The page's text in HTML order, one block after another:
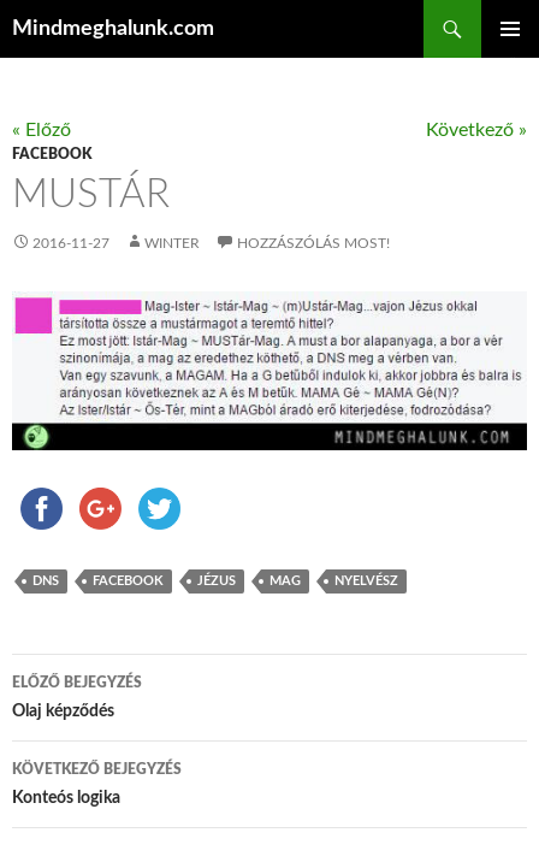
Mindmeghalunk.com
« Előző Következő »
FACEBOOK
MUSTÁR
2016-11-27 WINTER HOZZÁSZÓLÁS MOST!
DNS FACEBOOK JÉZUS MAG NYELVÉSZ
Bejegyzés navigáció
ELŐZŐ BEJEGYZÉS
Olaj képződés
KÖVETKEZŐ BEJEGYZÉS
Konteós logika